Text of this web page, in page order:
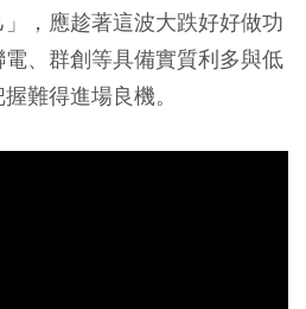
，應趁著這波大跌好好做功
、群創等具備實質利多與低
難得進場良機。